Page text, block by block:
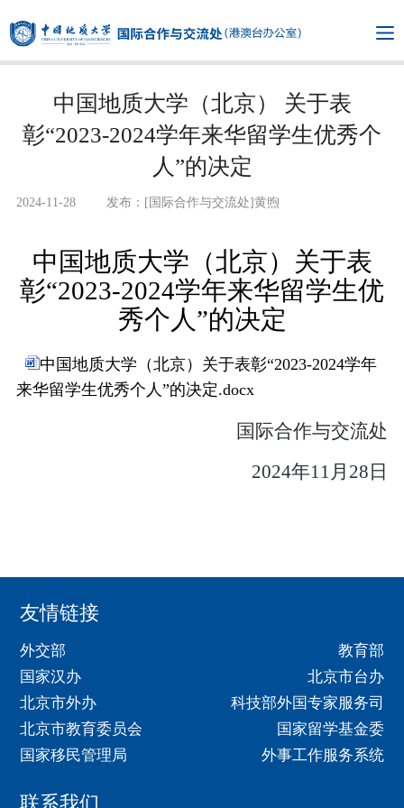
中国地质大学（北京） 关于表
彰“2023-2024学年来华留学生优秀个
人”的决定
2024-11-28 发布：[国际合作与交流处]黄煦
中国地质大学（北京） 关于表
彰“2023-2024学年来华留学生优
秀个人”的决定
中国地质大学（北京）关于表彰“2023-2024学年
来华留学生优秀个人”的决定.docx
国际合作与交流处
2024年11月28日
友情链接
外交部
教育部
国家汉办
北京市台办
北京市外办
科技部外国专家服务司
北京市教育委员会
国家留学基金委
国家移民管理局
外事工作服务系统
联系我们